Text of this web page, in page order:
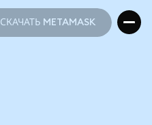
СКАЧАТЬ METAMASK